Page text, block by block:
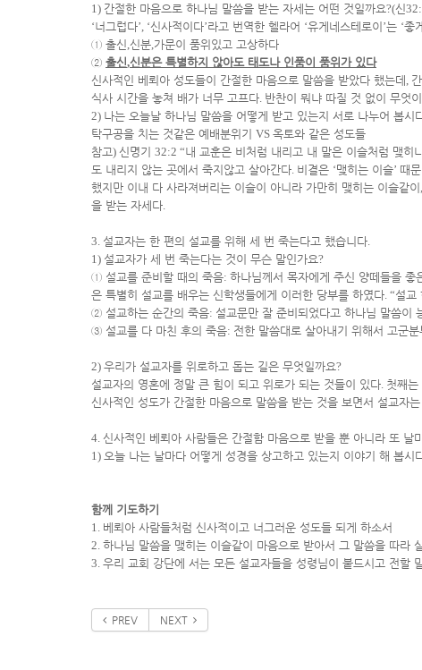
1) 간절한 마음으로 하나님 말씀을 받는 자세는 어떤 것일까요?(신
‘너그럽다’, ‘신사적이다’라고 번역한 헬라어 ‘유게네스테로이 ’는 ‘좋
① 출신,신분,가문이 품위있고 고상하다
② 출신,신분은 특별하지 않아도 태도나 인품이 품위가 있다
신사적인 베뢰아 성도들이 간절한 마음으로 말씀을 받았다 했는데 ,
식사 시간을 놓쳐 배가 너무 고프다. 반찬이 뭐냐 따질 것 없이 무엇
2) 나는 오늘날 하나님 말씀을 어떻게 받고 있는지 서로 나누어 봅시
탁구공을 치는 것같은 예배분위기 VS 옥토와 같은 성도들
참고) 신명기 32:2 “내 교훈은 비처럼 내리고 내 말은 이슬처럼 맺
도 내리지 않는 곳에서 죽지않고 살아간다. 비결은 ‘맺히는 이슬’ 때
했지만 이내 다 사라져버리는 이슬이 아니라 가만히 맺히는 이슬같이 ,
을 받는 자세다.
3. 설교자는 한 편의 설교를 위해 세 번 죽는다고 했습니다.
1) 설교자가 세 번 죽는다는 것이 무슨 말인가요?
① 설교를 준비할 때의 죽음: 하나님께서 목자에게 주신 양떼들을
은 특별히 설교를 배우는 신학생들에게 이러한 당부를 하였다. “설교
② 설교하는 순간의 죽음: 설교문만 잘 준비되었다고 하나님 말씀이
③ 설교를 다 마친 후의 죽음: 전한 말씀대로 살아내기 위해서 고군
2) 우리가 설교자를 위로하고 돕는 길은 무엇일까요?
설교자의 영혼에 정말 큰 힘이 되고 위로가 되는 것들이 있다. 첫째
신사적인 성도가 간절한 마음으로 말씀을 받는 것을 보면서 설교자
4. 신사적인 베뢰아 사람들은 간절함 마음으로 받을 뿐 아니라 또 날
1) 오늘 나는 날마다 어떻게 성경을 상고하고 있는지 이야기 해 봅시
함께 기도하기
1. 베뢰아 사람들처럼 신사적이고 너그러운 성도들 되게 하소서
2. 하나님 말씀을 맺히는 이슬같이 마음으로 받아서 그 말씀을 따라
3. 우리 교회 강단에 서는 모든 설교자들을 성령님이 붙드시고 전할
PREV NEXT